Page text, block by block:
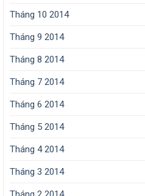
Tháng 10 2014
Tháng 9 2014
Tháng 8 2014
Tháng 7 2014
Tháng 6 2014
Tháng 5 2014
Tháng 4 2014
Tháng 3 2014